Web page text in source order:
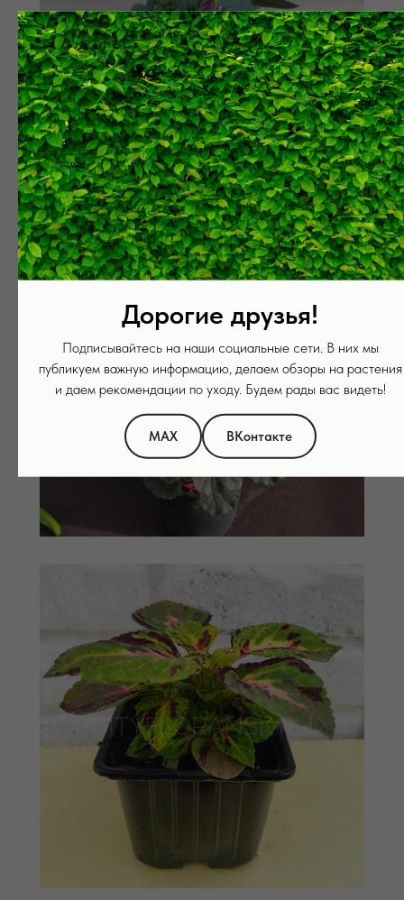
Дорогие друзья!
Подписывайтесь на наши социальные сети. В них мы
публикуем важную информацию, делаем обзоры на растения
и даем рекомендации по уходу. Будем рады вас видеть!
МАХ ВКонтакте